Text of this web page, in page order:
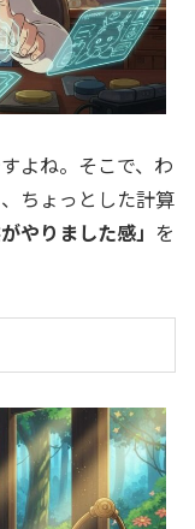
よね。そこで、わ
ちょっとした計算
やりました感」 を